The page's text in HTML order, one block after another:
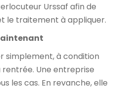
Urssaf afin de
le traitement à appliquer.
simplement, à condition
Une entreprise
les cas. En revanche, elle